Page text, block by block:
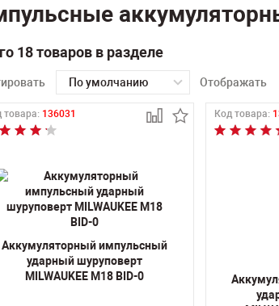
18 товаров в разделе
По умолчанию Отображать
товара: 136031
Аккумуляторный импульсный
ударный шуруповерт
MILWAUKEE M18 BID-0
Код товара: